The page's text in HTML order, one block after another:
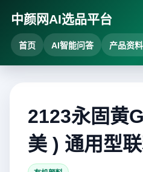
中颜网AI选品平台
首页 AI智能问答 产品资
2123永固黄
美 ) 通用型